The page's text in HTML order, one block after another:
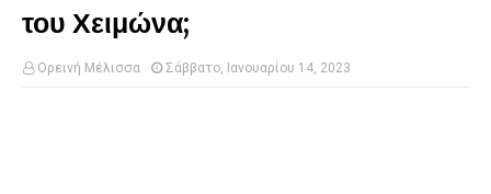
του Χειμώνα;
Ορεινή Μέλισσα Σάββατο, Ιανουαρίου 14, 2023